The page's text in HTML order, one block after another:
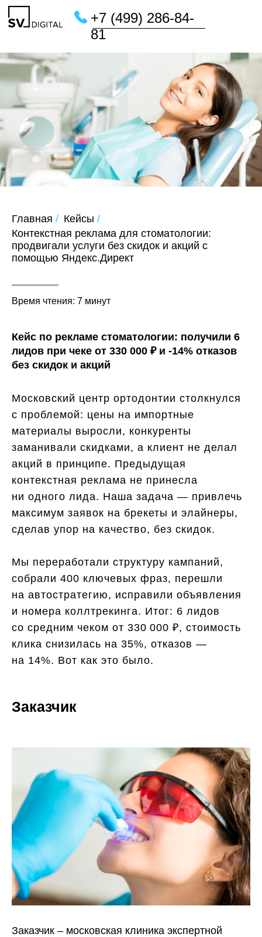
+7 (499) 286-84-
Главная / Кейсы /
Контекстная реклама для стоматологии:
продвигали услуги без скидок и акций с
помощью Яндекс.Директ
Время чтения: 7 минут
Кейс по рекламе стоматологии: получили 6
лидов при чеке от 330 000 ₽ и -14% отказов
без скидок и акций
Московский центр ортодонтии столкнулся
с проблемой: цены на импортные
материалы выросли, конкуренты
заманивали скидками, а клиент не делал
акций в принципе. Предыдущая
контекстная реклама не принесла
ни одного лида. Наша задача — привлечь
максимум заявок на брекеты и элайнеры,
сделав упор на качество, без скидок.
Мы переработали структуру кампаний,
собрали 400 ключевых фраз, перешли
на автостратегию, исправили объявления
и номера коллтрекинга. Итог: 6 лидов
со средним чеком от 330 000 ₽, стоимость
клика снизилась на 35%, отказов —
на 14%. Вот как это было.
Заказчик
Заказчик – московская клиника экспертной